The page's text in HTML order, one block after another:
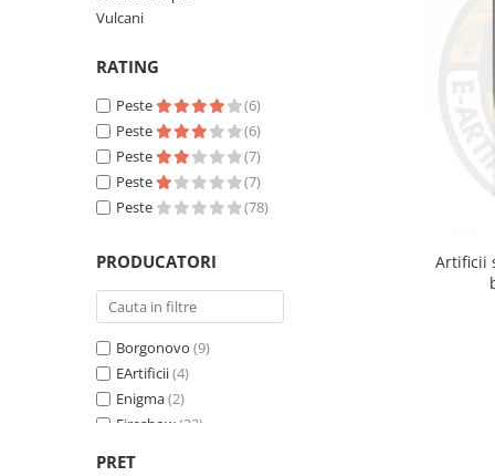
Artificii de brad
Artificii sparklers
Bete bengale
Bile pocnitoare
Moristi de sol
Stroboscoape
Seturi complete Petreceri
Vulcani
RATING
Peste
(6)
Peste
(6)
Peste
(7)
Peste
(7)
Peste
(78)
PRODUCATORI
Borgonovo (9)
EArtificii(4)
Enigma(2)
Fireshow (32)
PRET
Artificii